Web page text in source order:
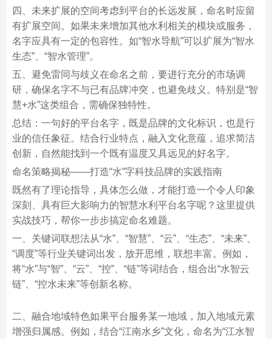
四、未来扩展的空间考虑到平台的长远发展，命名时应留
有扩展空间。如果未来增加其他水利相关的模块或服务，
名字应具有一定的包容性。如“智水导航”可以扩展为“智水
生态”、“智水管理”。
五、避免雷同与歧义在命名之前，要进行充分的市场调
研，确保名字不与已有品牌冲突，也避免歧义。特别是“智
慧+水”这类组合，需确保独特性。
总结：一句好的平台名字，既是品牌的文化标识，也是行
业的信任象征。结合行业特点，融入文化意蕴，追求简洁
创新，自然能找到一个既有温度又具远见的好名字。
命名策略揭秘——打造“水”字科技品牌的实践指南
既然有了理论指导，具体怎么做，才能打造一个令人印象
深刻、具有巨大影响力的智慧水利平台名字呢？这里提供
实战技巧，帮你一步步搞定命名难题。
一、关键词联想法从“水”、“智慧”、“云”、“生态”、“未来”、
“调度”等行业关键词出发，放开思维，联想丰富。例如，
将“水”与“智”、“云”、“控”、“链”等词结合，组合出“水智云
链”、“控水未来”等创新名称。
二、融合地域特色如果平台服务某一地域，加入地域元素
增强归属感。例如，结合“江南水乡”文化，命名为“江水智